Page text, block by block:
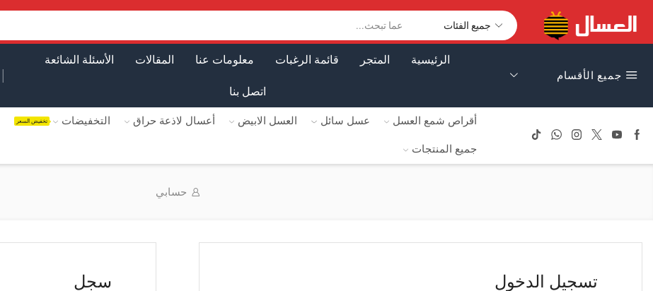
جميع الأقسام
الرئيسية المتجر قائمة الرغبات معلومات عنا المقالات الأسئلة الشائعة
اتصل بنا
أقراص شمع العسل عسل سائل العسل الابيض أعسال لاذعة حراق التخفيضات تخفيض السعر
جميع المنتجات
حسابي
تسجيل الدخول سجل